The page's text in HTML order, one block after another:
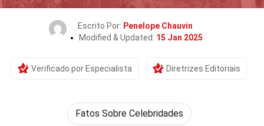
Escrito Por: Penelope Chauvin
Modified & Updated: 15 Jan 2025
Verificado por Especialista Diretrizes Editoriais
Fatos Sobre Celebridades